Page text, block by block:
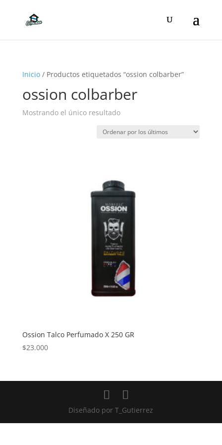
Inicio/ Productos etiquetados “ossion colbarber”
ossion colbarber
Mostrando el único resultado
Ossion Talco Perfumado X 250 GR
$23.000
Diseñado porT_Gutierrez